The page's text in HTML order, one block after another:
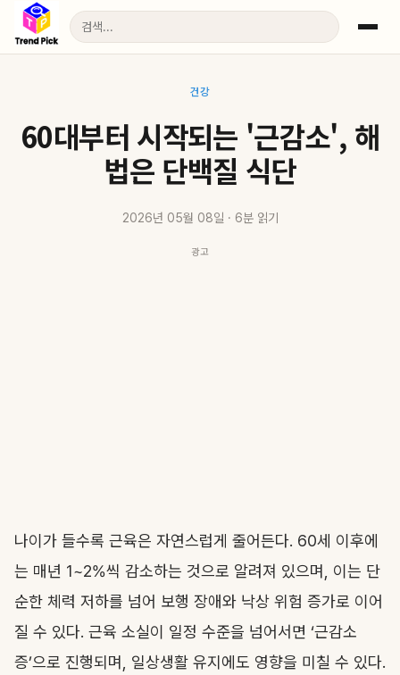
건강
60대부터 시작되는 '근감소', 해
법은 단백질 식단
2026년 05월 08일 · 6분 읽기
광고
나이가 들수록 근육은 자연스럽게 줄어든다. 60세 이후에
는 매년 1~2%씩 감소하는 것으로 알려져 있으며, 이는 단
순한 체력 저하를 넘어 보행 장애와 낙상 위험 증가로 이어
질 수 있다. 근육 소실이 일정 수준을 넘어서면 ‘근감소
증’으로 진행되며, 일상생활 유지에도 영향을 미칠 수 있다.